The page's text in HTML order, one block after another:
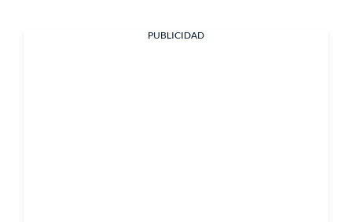
PUBLICIDAD